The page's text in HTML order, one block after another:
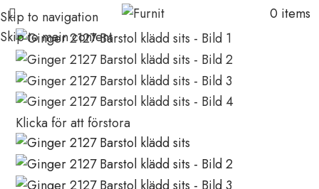
Skip to navigation
Skip to main content
0 items
Klicka för att förstora